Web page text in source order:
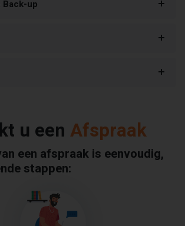
up
u een Afspraak
een afspraak is eenvoudig,
stappen: